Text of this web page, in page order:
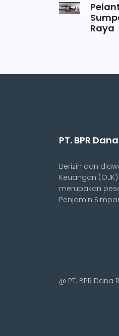
Raya
PT. BPR
Berizin dan
Keuangan
merupakan
Penjamin
@ PT. BPR Dana